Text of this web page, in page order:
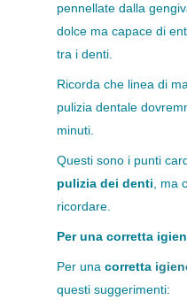
pennellate dalla
dolce ma capace di
tra i denti.
Ricorda che linea di
pulizia dentale
minuti.
Questi sono i punti
pulizia dei denti , ma
ricordare.
Per una corretta
Per una corretta
questi suggerimenti: